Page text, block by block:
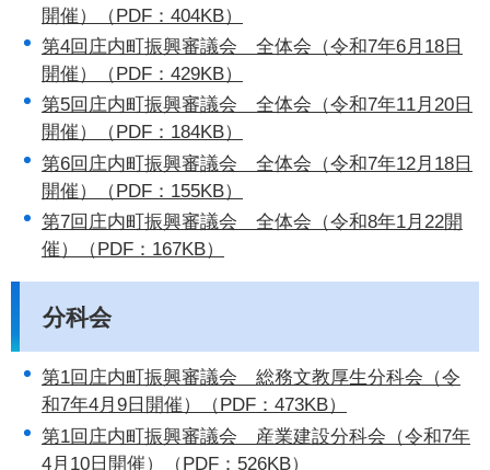
開催）（PDF：404KB）
第4回庄内町振興審議会 全体会（令和7年6月18日
開催）（PDF：429KB）
第5回庄内町振興審議会 全体会（令和7年11月20日
開催）（PDF：184KB）
第6回庄内町振興審議会 全体会（令和7年12月18日
開催）（PDF：155KB）
第7回庄内町振興審議会 全体会（令和8年1月22開
催）（PDF：167KB）
分科会
第1回庄内町振興審議会 総務文教厚生分科会（令
和7年4月9日開催）（PDF：473KB）
第1回庄内町振興審議会 産業建設分科会（令和7年
4月10日開催）（PDF：526KB）